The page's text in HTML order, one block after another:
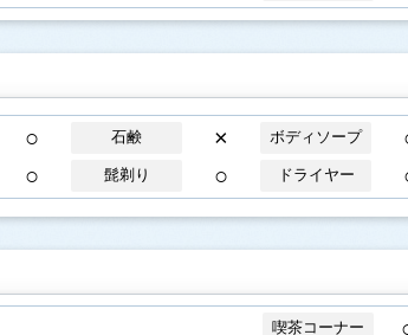
○ 石鹸 × ボディソープ
○ 髭剃り ○ ドライヤー
喫茶コーナー